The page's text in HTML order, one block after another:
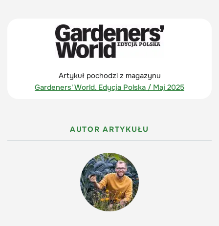
Artykuł pochodzi z magazynu
Gardeners' World. Edycja Polska / Maj 2025
AUTOR ARTYKUŁU